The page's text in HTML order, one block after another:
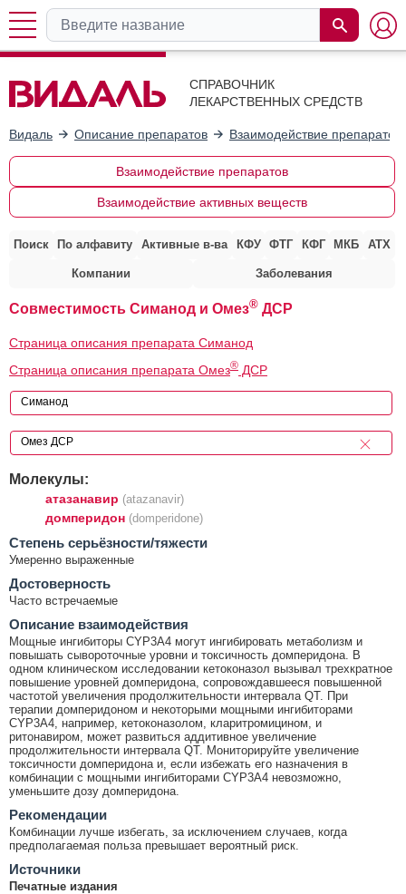
СПРАВОЧНИК
ЛЕКАРСТВЕННЫХ СРЕДСТВ
Видаль Описание препаратов Взаимодействие препаратов
Взаимодействие препаратов
Взаимодействие активных веществ
Поиск По алфавиту Активные в-ва КФУ ФТГ КФГ МКБ АТХ
Компании Заболевания
Совместимость Симанод и Омез® ДСР
Страница описания препарата Симанод
Страница описания препарата Омез® ДСР
Молекулы:
атазанавир (atazanavir)
домперидон (domperidone)
Cтепень серьёзности/тяжести
Умеренно выраженные
Достоверность
Часто встречаемые
Описание взаимодействия
Мощные ингибиторы CYP3A4 могут ингибировать метаболизм и
повышать сывороточные уровни и токсичность домперидона. В
одном клиническом исследовании кетоконазол вызывал трехкратное
повышение уровней домперидона, сопровождавшееся повышенной
частотой увеличения продолжительности интервала QT. При
терапии домперидоном и некоторыми мощными ингибиторами
CYP3A4, например, кетоконазолом, кларитромицином, и
ритонавиром, может развиться аддитивное увеличение
продолжительности интервала QT. Мониторируйте увеличение
токсичности домперидона и, если избежать его назначения в
комбинации с мощными ингибиторами CYP3A4 невозможно,
уменьшите дозу домперидона.
Рекомендации
Комбинации лучше избегать, за исключением случаев, когда
предполагаемая польза превышает вероятный риск.
Источники
Печатные издания